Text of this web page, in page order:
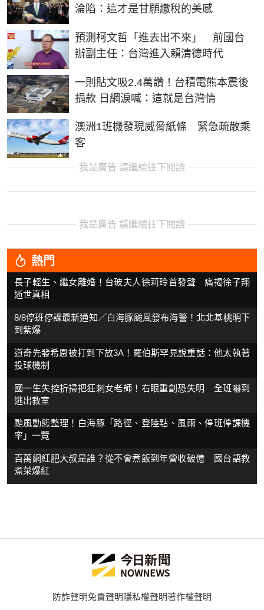
淪陷：這才是甘願繳稅的美感
預測柯文哲「進去出不來」 前國台
辦副主任：台灣進入賴清德時代
一則貼文吸2.4萬讚！台積電熊本震後
捐款 日網淚喊：這就是台灣情
澳洲1班機發現威脅紙條 緊急疏散乘
客
我是廣告 請繼續往下閱讀
我是廣告 請繼續往下閱讀
熱門
長子輕生、繼女離婚！台玻夫人徐莉玲首發聲 痛揭徐子翔
逝世真相
8/8停班停課最新通知／白海豚颱風發布海警！北北基桃明下
到紫爆
道奇先發希恩被打到下放3A！羅伯斯罕見說重話：他太執著
投球機制
國一生失控折掃把狂刺女老師！右眼重創恐失明 全班嚇到
逃出教室
颱風動態整理！白海豚「路徑、登陸點、風雨、停班停課機
率」一覽
百萬網紅肥大叔是誰？從不會煮飯到年營收破億 國台語教
煮菜爆紅
防詐聲明免責聲明隱私權聲明著作權聲明